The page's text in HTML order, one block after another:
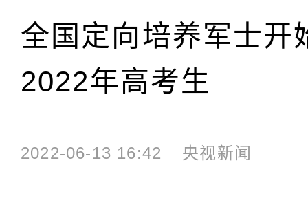
全国定向培养军士开
2022年高考生
2022-06-13 16:42 央视新闻